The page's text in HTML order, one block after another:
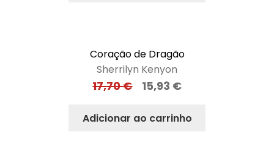
Coração de Dragão
Sherrilyn Kenyon
17,70€ 15,93 €
Adicionar ao carrinho